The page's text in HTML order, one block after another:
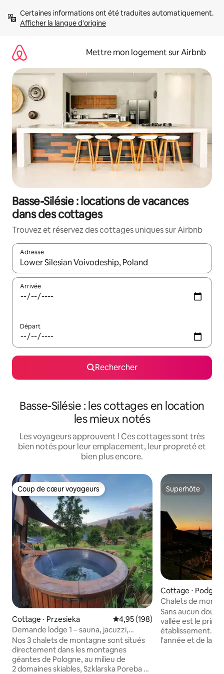
directement
Afficher la langue d'origine
Mettre mon logement sur Airbnb
Basse-Silésie : locations de vacances
dans des cottages
Trouvez et réservez des cottages uniques sur Airbnb
Adresse
Lorsque les résultats s'affichent, utilisez les flèches vers le
Arrivée
Départ
Rechercher
Basse-Silésie : les cottages en location
les mieux notés
Les voyageurs approuvent ! Ces cottages sont très
bien notés pour leur emplacement, leur propreté et
bien plus encore.
Coup de cœur voyageurs
Coup de cœur voyageurs
Cottage ⋅ Przesieka Évaluation moyenne sur la
4,95 (198)
Demande lodge 1 – sauna, jacuzzi,
terrasse, nature
Nos 3 chalets de montagne sont situés
directement dans les montagnes
géantes de Pologne, au milieu de
2 domaines skiables, Szklarska Poreba et
Superhôte
Superhôte
Cottage ⋅
Chalets de
des Géants avec
Sans aucun
vallée est le
établissement. À
l'année et de la